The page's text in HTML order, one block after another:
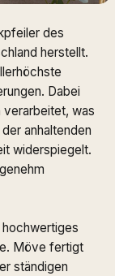
des
herstellt.
Dabei
verarbeitet, was
anhaltenden
widerspiegelt.
Möve fertigt
ständigen